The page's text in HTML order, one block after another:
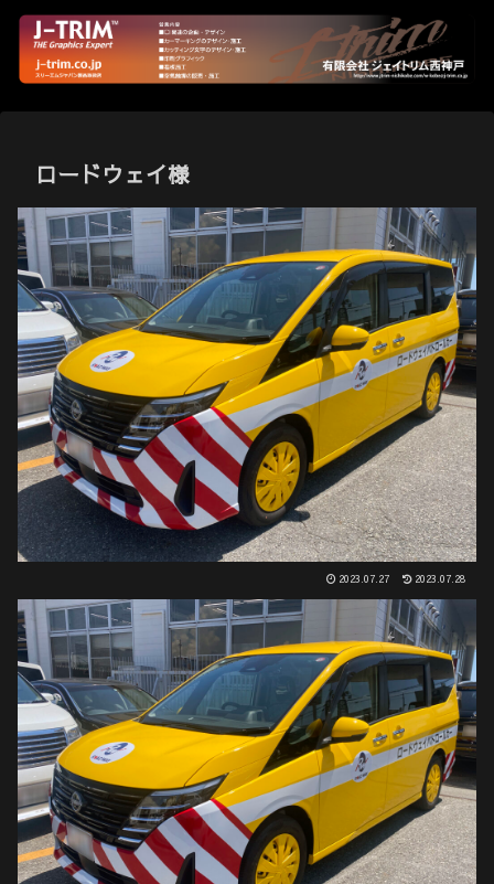
ロードウェイ様
2023.07.27 2023.07.28